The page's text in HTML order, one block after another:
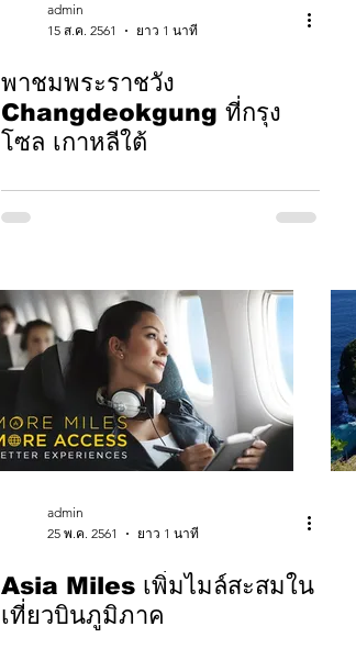
admin
15 ส.ค. 2561
ยาว 1 นาที
พาชมพระราชวัง
Changdeokgung ที่กรุง
โซล เกาหลีใต้
admin
25 พ.ค. 2561
ยาว 1 นาที
Asia Miles เพิ่มไมล์สะสมใน
เที่ยวบินภูมิภาค